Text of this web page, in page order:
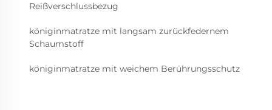
Reißverschlussbezug
königinmatratze mit langsam zurückfedernem
Schaumstoff
königinmatratze mit weichem Berührungsschutz